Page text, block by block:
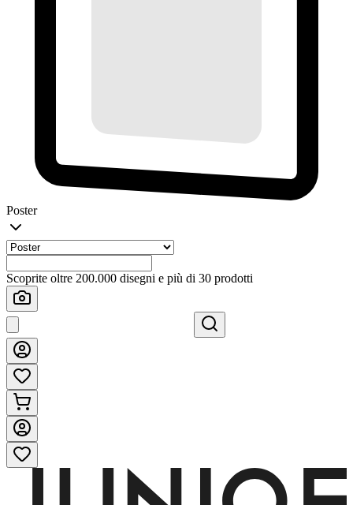
Poster
Scoprite oltre 200.000 disegni e più di 30 prodotti